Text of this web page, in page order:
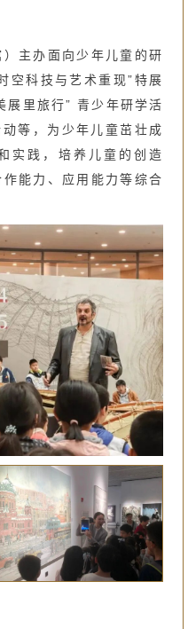
主办面向少年儿童的研
科技与艺术重现”特展
展里旅行” 青少年研学活
等，为少年儿童茁壮成
实践，培养儿童的创造
能力、应用能力等综合